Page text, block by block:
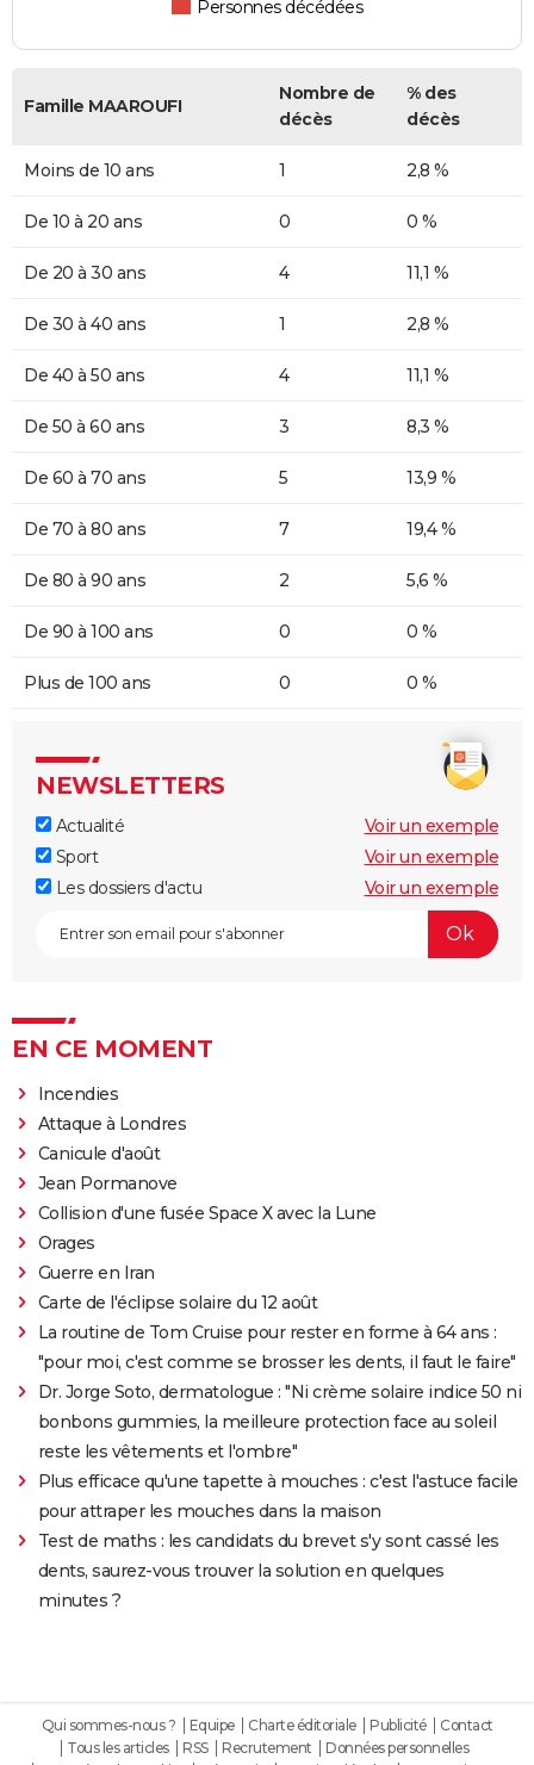
Personnes décédées
Famille MAAROUFI
Nombre de
décès
% des
décès
Moins de 10 ans 1 2,8 %
De 10 à 20 ans 0 0 %
De 20 à 30 ans 4 11,1 %
De 30 à 40 ans 1 2,8 %
De 40 à 50 ans 4 11,1 %
De 50 à 60 ans 3 8,3 %
De 60 à 70 ans 5 13,9 %
De 70 à 80 ans 7 19,4 %
De 80 à 90 ans 2 5,6 %
De 90 à 100 ans 0 0 %
Plus de 100 ans 0 0 %
NEWSLETTERS
Actualité
Voir un exemple
Sport
Voir un exemple
Les dossiers d'actu
Voir un exemple
EN CE MOMENT
Incendies
Attaque à Londres
Canicule d'août
Jean Pormanove
Collision d'une fusée Space X avec la Lune
Orages
Guerre en Iran
Carte de l'éclipse solaire du 12 août
La routine de Tom Cruise pour rester en forme à 64 ans :
"pour moi, c'est comme se brosser les dents, il faut le faire"
Dr. Jorge Soto, dermatologue : "Ni crème solaire indice 50 ni
bonbons gummies, la meilleure protection face au soleil
reste les vêtements et l'ombre"
Plus efficace qu'une tapette à mouches : c'est l'astuce facile
pour attraper les mouches dans la maison
Test de maths : les candidats du brevet s'y sont cassé les
dents, saurez-vous trouver la solution en quelques
minutes ?
Qui sommes-nous ? Equipe Charte éditoriale Publicité
Contact
Tous les articles
RSS Recrutement
Données personnelles